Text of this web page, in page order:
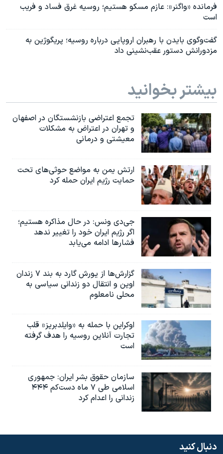
فرمانده «واگنر»: عازم مسکو هستیم؛ روسیه غرق فساد و فریب
است
گفت‌وگوی بایدن با رهبران اروپایی درباره روسیه؛ پریگوژین به
مزدورانش دستور عقب‌نشینی داد
بیشتر بخوانید
تجمع اعتراضی بازنشستگان در اصفهان
و تهران در اعتراض به مشکلات
معیشتی و درمانی
ارتش یمن به مواضع حوثی‌های تحت
حمایت رژیم ایران حمله کرد
جی‌دی ونس: در حال مذاکره هستیم؛
اگر رژیم ایران خود را تغییر ندهد
فشارها ادامه می‌یابد
گزارش‌ها از یورش گارد به بند ۷ زندان
اوین و انتقال دو زندانی سیاسی به
محلی نامعلوم
اوکراین با حمله به «وایلدبریز» قلب
تجارت آنلاین روسیه را هدف گرفته
است
سازمان حقوق بشر ایران: جمهوری
اسلامی طی ۷ ماه دست‌کم ۴۴۴
زندانی را اعدام کرد
دنبال کنید